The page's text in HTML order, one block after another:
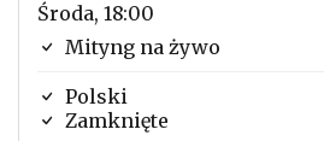
Środa, 18:00
Mityng na żywo
Polski
Zamknięte